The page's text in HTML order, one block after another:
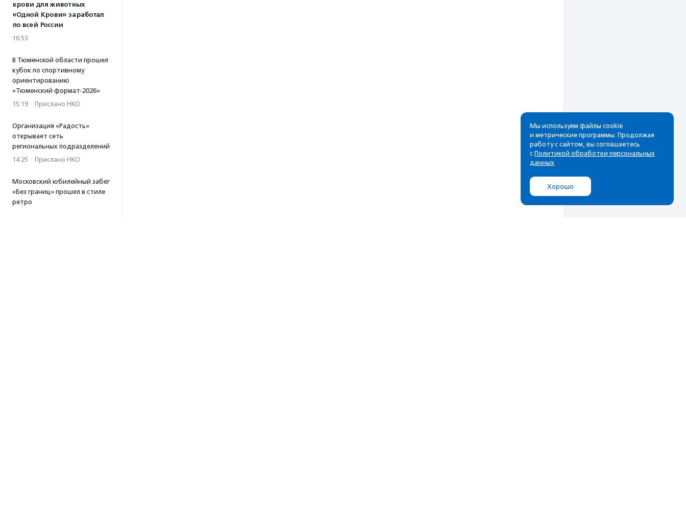
крови для животных
«Одной Крови» заработал
по всей России
16:53
В Тюменской области прошел
кубок по спортивному
ориентированию
«Тюменский формат-2026»
15:19 · Прислано НКО
Организация «Радость»
открывает сеть
региональных подразделений
14:25 · Прислано НКО
Московский юбилейный забег
«Без границ» прошел в стиле
ретро
Рассылка
Cамые свежие новости,
почтовом ящике
Мы используем файлы cookie
и метрические программы. Продолжая
работу с сайтом, вы соглашаетесь
с Политикой обработки персональных
данных
Хорошо